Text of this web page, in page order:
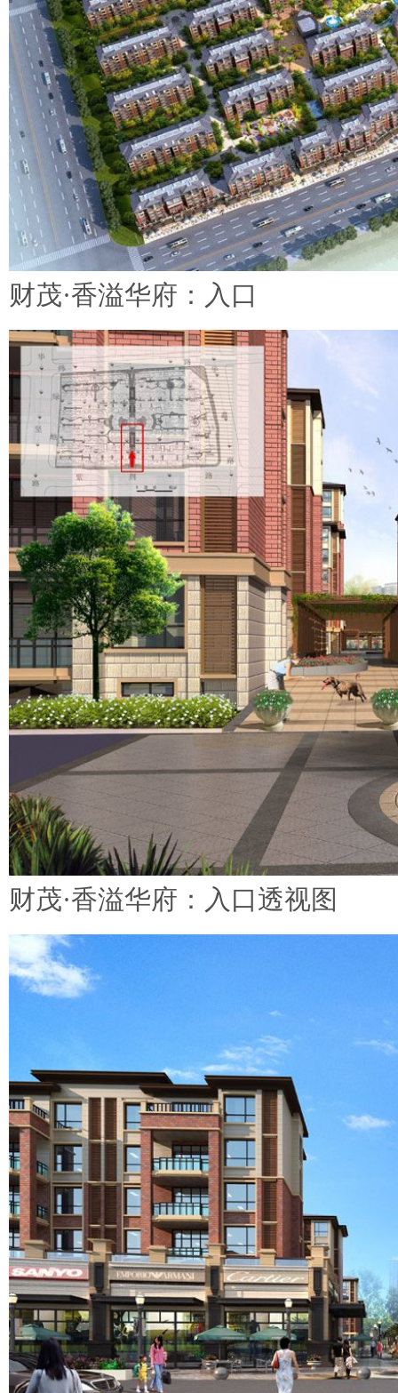
财茂·香溢华府：入口
财茂·香溢华府：入口透视图